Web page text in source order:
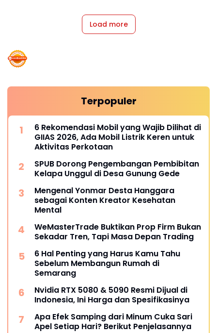
Load more
Terpopuler
6 Rekomendasi Mobil yang Wajib Dilihat di
GIIAS 2026, Ada Mobil Listrik Keren untuk
Aktivitas Perkotaan
SPUB Dorong Pengembangan Pembibitan
Kelapa Unggul di Desa Gunung Gede
Mengenal Yonmar Desta Hanggara
sebagai Konten Kreator Kesehatan
Mental
WeMasterTrade Buktikan Prop Firm Bukan
Sekadar Tren, Tapi Masa Depan Trading
6 Hal Penting yang Harus Kamu Tahu
Sebelum Membangun Rumah di
Semarang
Nvidia RTX 5080 & 5090 Resmi Dijual di
Indonesia, Ini Harga dan Spesifikasinya
Apa Efek Samping dari Minum Cuka Sari
Apel Setiap Hari? Berikut Penjelasannya